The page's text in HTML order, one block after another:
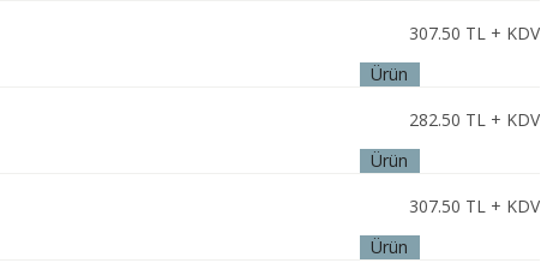
307.50 TL + KDV
Ürün
282.50 TL + KDV
Ürün
307.50 TL + KDV
Ürün